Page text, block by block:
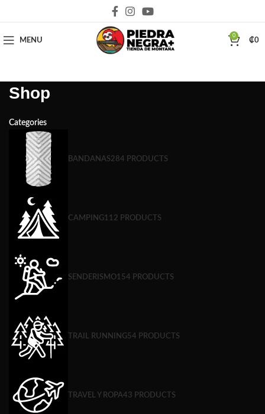
MENU
0
₡0
Shop
Categories
BANDANAS284 PRODUCTS
CAMPING112 PRODUCTS
SENDERISMO154 PRODUCTS
TRAIL RUNNING54 PRODUCTS
TRAVEL Y ROPA43 PRODUCTS
Deja que la montaña sea parte de tu vida